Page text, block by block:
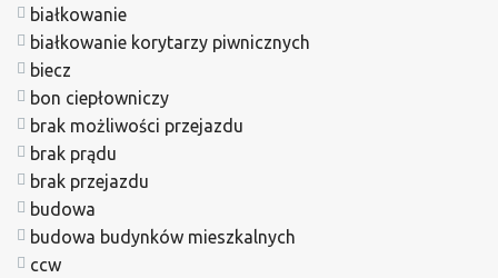
białkowanie
białkowanie korytarzy piwnicznych
biecz
bon ciepłowniczy
brak możliwości przejazdu
brak prądu
brak przejazdu
budowa
budowa budynków mieszkalnych
ccw